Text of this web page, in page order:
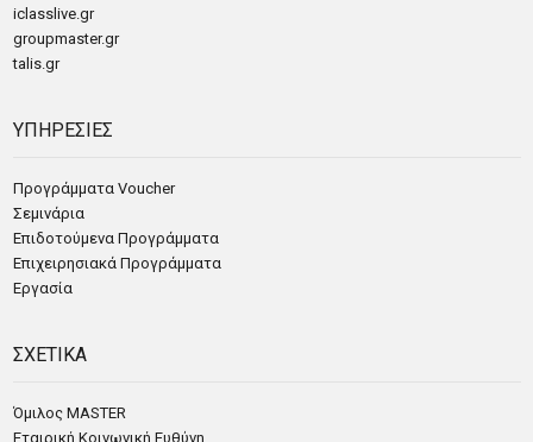
iclasslive.gr
groupmaster.gr
talis.gr
ΥΠΗΡΕΣΙΕΣ
Προγράμματα Voucher
Σεμινάρια
Επιδοτούμενα Προγράμματα
Επιχειρησιακά Προγράμματα
Εργασία
ΣΧΕΤΙΚΑ
Όμιλος MASTER
Εταιρική Κοινωνική Ευθύνη